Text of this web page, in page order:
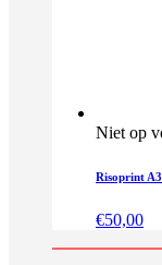
Niet op
Risoprint
€50,00